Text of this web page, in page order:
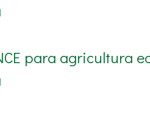
para agricultura